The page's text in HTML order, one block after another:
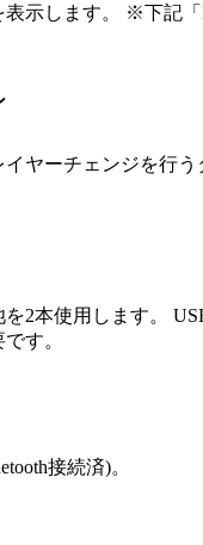
表示します。 ※下記
ヤーチェンジを行
を2本使用します。
す。
接続済)。